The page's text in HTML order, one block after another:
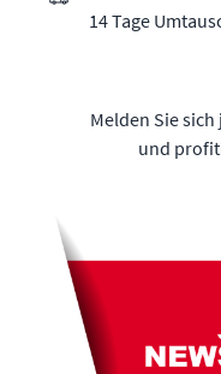
14 Tage
Melden Sie
und